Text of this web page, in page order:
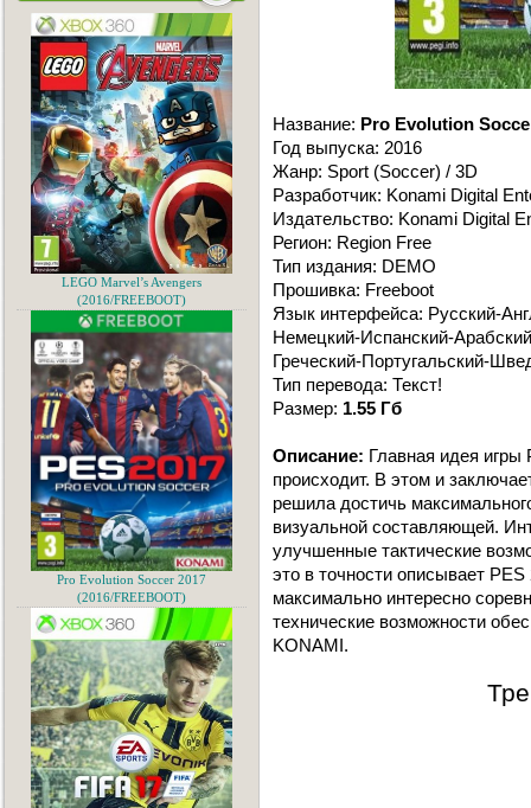
Название: Pro Evolution
Год выпуска: 2016
Жанр: Sport (Soccer) / 3D
Разработчик: Konami Digital
Издательство: Konami Digital
Регион: Region Free
Тип издания: DEMO
Прошивка: Freeboot
Язык интерфейса: Русский-
Немецкий-Испанский-
Греческий-Португальский-
Тип перевода: Текст!
Размер: 1.55 Гб
Описание: Главная идея
происходит. В этом и
решила достичь
визуальной составляющей.
улучшенные тактические
это в точности описывает
максимально интересно
технические возможности
KONAMI.
LEGO Marvel’s Avengers
(2016/FREEBOOT)
Pro Evolution Soccer 2017
(2016/FREEBOOT)